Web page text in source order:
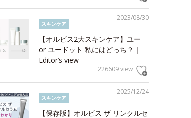
2023/08/30
スキンケア
【オルビス2大スキンケア】ユー
or ユードット 私にはどっち？｜
Editor’s view
226609 view
2025/12/24
スキンケア
【保存版】オルビス ザ リンクルセ